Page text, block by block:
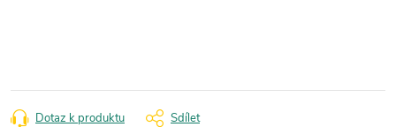
Dotaz k produktu Sdílet